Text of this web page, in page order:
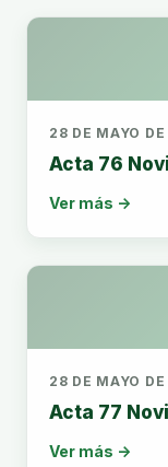
28 DE MAYO
Acta 76
Ver más →
28 DE MAYO
Acta 77
Ver más →